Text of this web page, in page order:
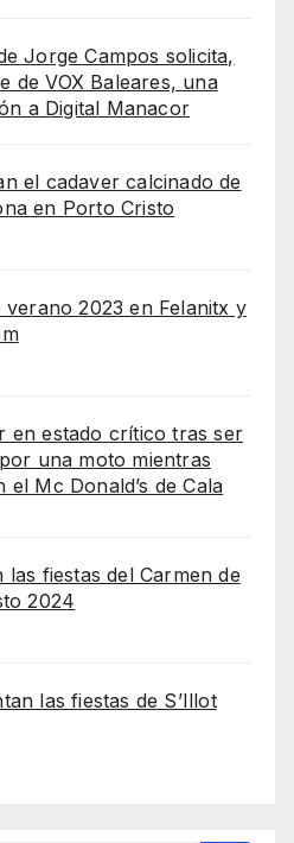
Jorge Campos solicita,
de VOX Baleares, una
a Digital Manacor
el cadaver calcinado de
en Porto Cristo
verano 2023 en Felanitx y
en estado crítico tras ser
una moto mientras
el Mc Donald’s de Cala
las fiestas del Carmen de
2024
las fiestas de S’Illot